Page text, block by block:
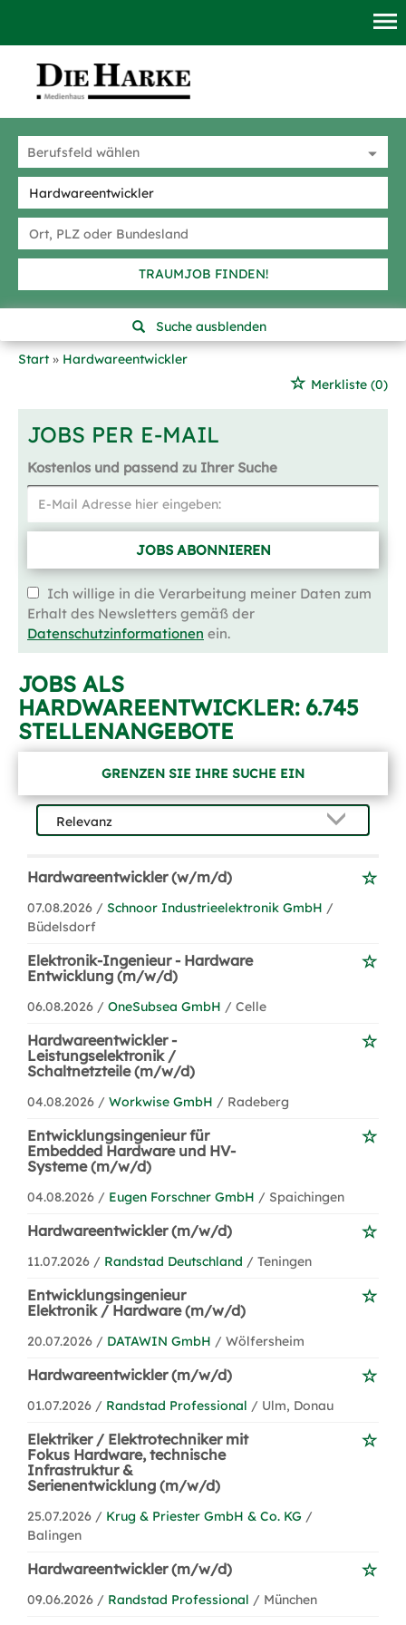
TRAUMJOB FINDEN!
Suche ausblenden
Start
Hardwareentwickler
Merkliste (0)
JOBS PER E-MAIL
Kostenlos und passend zu Ihrer Suche
JOBS ABONNIEREN
Ich willige in die Verarbeitung meiner Daten zum
Erhalt des Newsletters gemäß der
Datenschutzinformationen ein.
JOBS ALS
HARDWAREENTWICKLER: 6.745
STELLENANGEBOTE
GRENZEN SIE IHRE SUCHE EIN
Hardwareentwickler (w/m/d)
07.08.2026 / Schnoor Industrieelektronik GmbH /
Büdelsdorf
Elektronik-Ingenieur - Hardware
Entwicklung (m/w/d)
06.08.2026 / OneSubsea GmbH / Celle
Hardwareentwickler -
Leistungselektronik /
Schaltnetzteile (m/w/d)
04.08.2026 / Workwise GmbH / Radeberg
Entwicklungsingenieur für
Embedded Hardware und HV-
Systeme (m/w/d)
04.08.2026 / Eugen Forschner GmbH / Spaichingen
Hardwareentwickler (m/w/d)
11.07.2026 / Randstad Deutschland / Teningen
Entwicklungsingenieur
Elektronik / Hardware (m/w/d)
20.07.2026 / DATAWIN GmbH / Wölfersheim
Hardwareentwickler (m/w/d)
01.07.2026 / Randstad Professional / Ulm, Donau
Elektriker / Elektrotechniker mit
Fokus Hardware, technische
Infrastruktur &
Serienentwicklung (m/w/d)
25.07.2026 / Krug & Priester GmbH & Co. KG /
Balingen
Hardwareentwickler (m/w/d)
09.06.2026 / Randstad Professional / München